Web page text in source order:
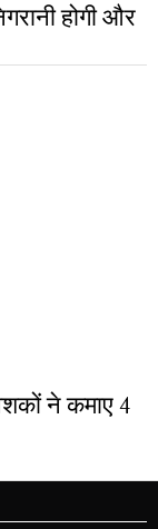
होगी और
ने कमाए 4